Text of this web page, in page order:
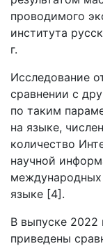
проводимого
института
г.
Исследование
сравнении с
по таким
на языке,
количество
научной
языке [4].
В выпуске
приведены